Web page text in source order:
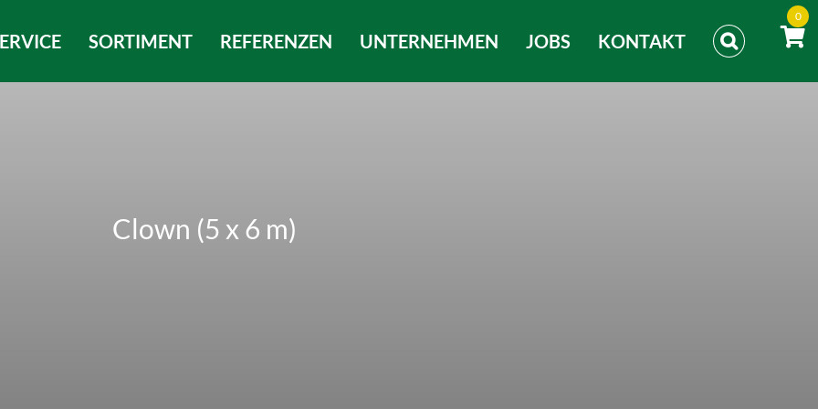
SORTIMENT REFERENZEN UNTERNEHMEN JOBS KONTAKT
Clown (5 x 6 m)
0